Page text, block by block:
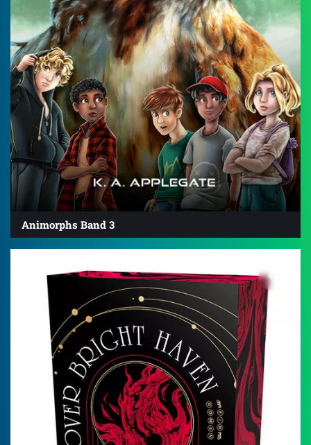
Animorphs Band 3
4.5